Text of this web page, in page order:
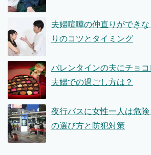
夫婦喧嘩の仲直りができ
りのコツとタイミング
バレンタインの夫にチョ
夫婦での過ごし方は？
夜行バスに女性一人は危
の選び方と防犯対策